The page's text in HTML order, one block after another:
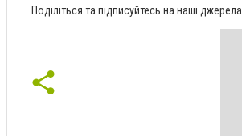
Поділіться та підписуйтесь на наші джерела